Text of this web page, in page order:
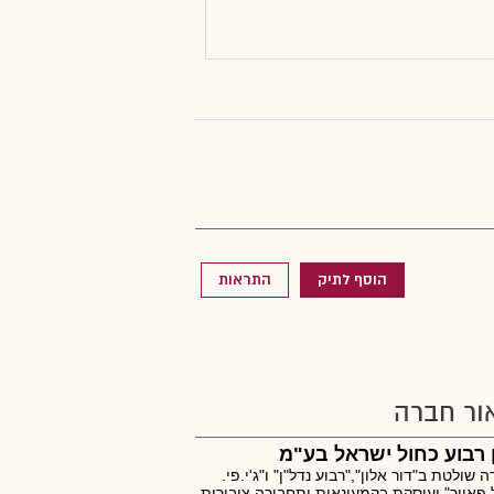
הוסף לתיק התראות
חברה
רבוע כחול ישראל בע"מ
שולטת ב"דור אלון","רבוע נדל"ן" ו"ג'י.פי.